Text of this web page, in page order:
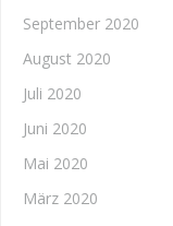
September 2020
August 2020
Juli 2020
Juni 2020
Mai 2020
März 2020